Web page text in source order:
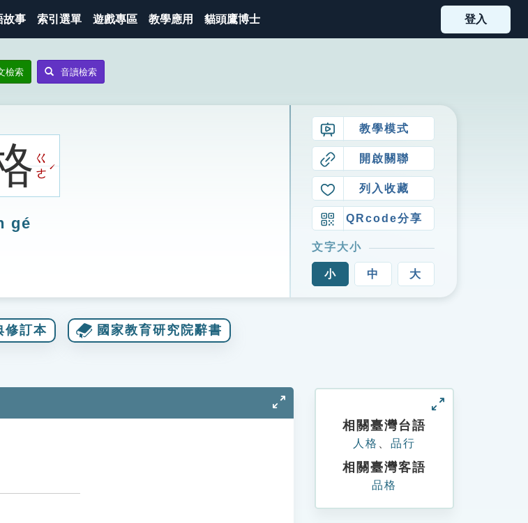
故事 索引選單 遊戲專區 教學應用 貓頭鷹博士 登入
檢索 音讀檢索
ㄍ
ㄜ
ˊ
gé
教學模式
開啟關聯
列入收藏
QRcode分享
文字大小
小 中 大
修訂本 國家教育研究院辭書
相關臺灣台語
人格 品行
相關臺灣客語
品格